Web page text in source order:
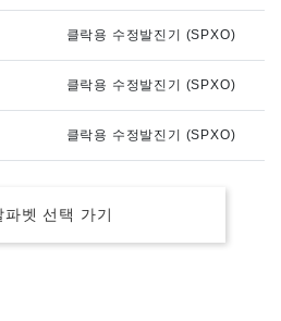
클락용 수정발진기 (SPXO)
클락용 수정발진기 (SPXO)
클락용 수정발진기 (SPXO)
파벳 선택 가기